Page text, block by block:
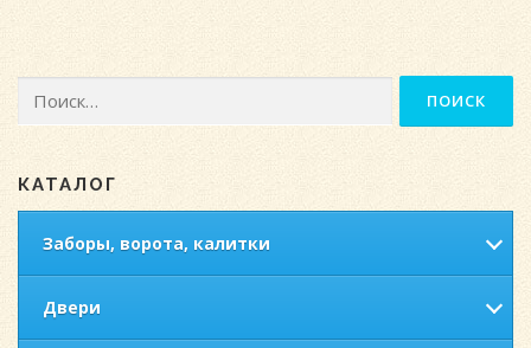
КАТАЛОГ
Заборы, ворота, калитки
Двери